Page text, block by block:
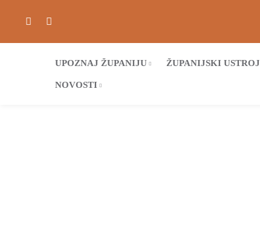
UPOZNAJ ŽUPANIJU ŽUPANIJSKI USTROJ
NOVOSTI